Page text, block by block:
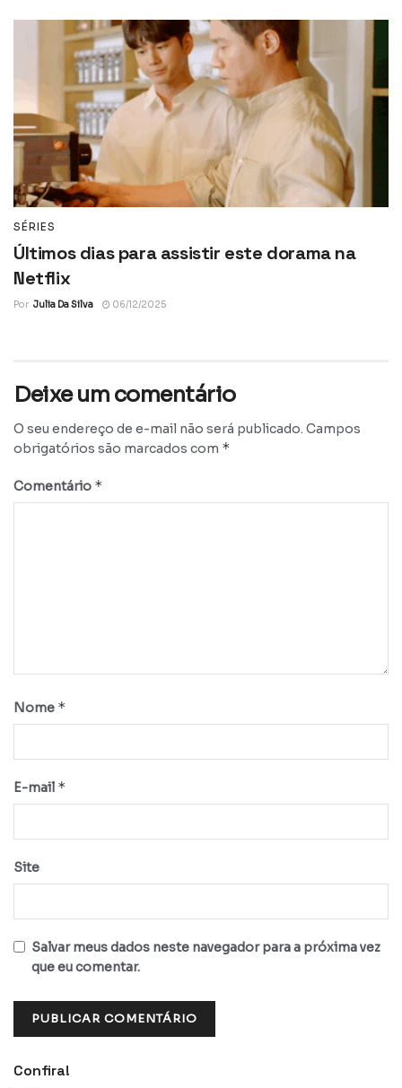
SÉRIES
Últimos dias para assistir este dorama na
Netflix
Por Julia Da Silva 06/12/2025
Deixe um comentário
O seu endereço de e-mail não será publicado. Campos
obrigatórios são marcados com *
Comentário *
Nome *
E-mail *
Site
Salvar meus dados neste navegador para a próxima vez
que eu comentar.
Confira!